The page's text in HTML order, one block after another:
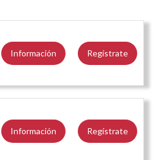
Información Regístrate
Información Regístrate